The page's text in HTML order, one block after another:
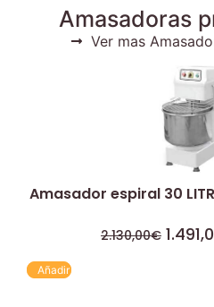
Amasadoras
Ver mas
Amasador espiral 30
2.130,00€
Añadir